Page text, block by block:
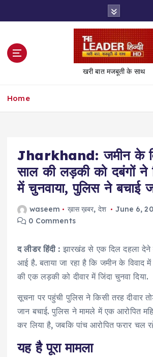
t
खरी बात मजबूती के साथ
Home
Jharkhand: जमीन के
साल की लड़की को दबंगों ने
में चुनवाया, पुलिस ने बचाई
waseem ख़ास ख़बर, देश
June 6,
0 Comments
द लीडर हिंदी : झारखंड से एक दिल दहला देने
आई है. बताया जा रहा है कि जमीन के विवाद
की एक लड़की को दीवार में जिंदा चुनवा दिया.
सूचना पर पहुंची पुलिस ने किसी तरह दीवार
जान बचाई. पुलिस ने मामले में एक आरोपित
कर लिया है, जबकि पांच आरोपित फरार चल
यह है पूरा मामला